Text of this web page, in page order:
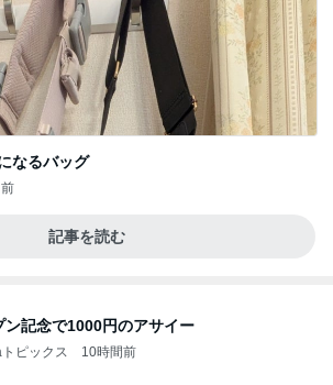
なるバッグ
記事を読む
ン記念で1000円のアサイー
ピックス 10時間前